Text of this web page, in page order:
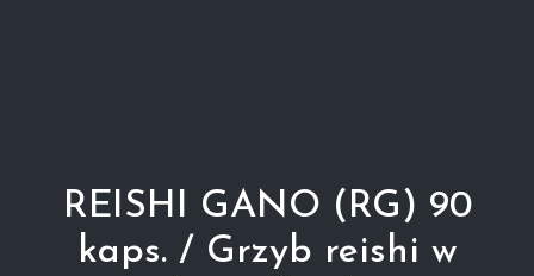
REISHI GANO (RG) 90
kaps. / Grzyb reishi w